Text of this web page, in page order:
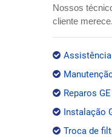
Nossos
cliente merece.
Reparos
Instalação
Troca de